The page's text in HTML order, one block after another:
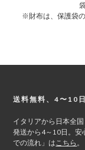
※財布は、保護袋
Footer
送料無料、4〜10
イタリアから日本全
発送から4～10日。安
での流れ」は こちら 。